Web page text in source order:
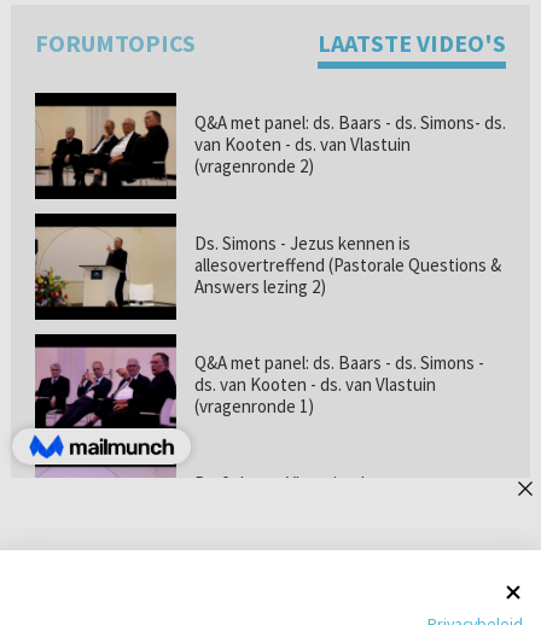
FORUMTOPICS LAATSTE VIDEO'S
Q&A met panel: ds. Baars - ds. Simons- ds.
van Kooten - ds. van Vlastuin
(vragenronde 2)
Ds. Simons - Jezus kennen is
allesovertreffend (Pastorale Questions &
Answers lezing 2)
Q&A met panel: ds. Baars - ds. Simons -
ds. van Kooten - ds. van Vlastuin
(vragenronde 1)
Prof. dr. van Vlastuin - Is